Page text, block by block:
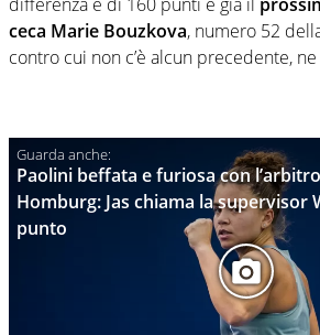
ceca Marie Bouzkova, numero 52
contro cui non c’è alcun precedente,
Paolini beffata e furiosa con
Homburg: Jas chiama la supervisor
punto